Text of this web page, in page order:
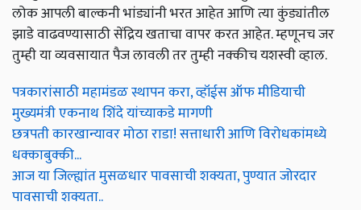
लोक आपली बाल्कनी भांड्यांनी भरत आहेत आणि त्या कुंड्यांतील
झाडे वाढवण्यासाठी सेंद्रिय खताचा वापर करत आहेत. म्हणूनच जर
तुम्ही या व्यवसायात पैज लावली तर तुम्ही नक्कीच यशस्वी व्हाल.
पत्रकारांसाठी महामंडळ स्थापन करा, व्हॉईस ऑफ मीडियाची
मुख्यमंत्री एकनाथ शिंदे यांच्याकडे मागणी
छत्रपती कारखान्यावर मोठा राडा! सत्ताधारी आणि विरोधकांमध्ये
धक्काबुक्की...
आज या जिल्ह्यांत मुसळधार पावसाची शक्यता, पुण्यात जोरदार
पावसाची शक्यता..